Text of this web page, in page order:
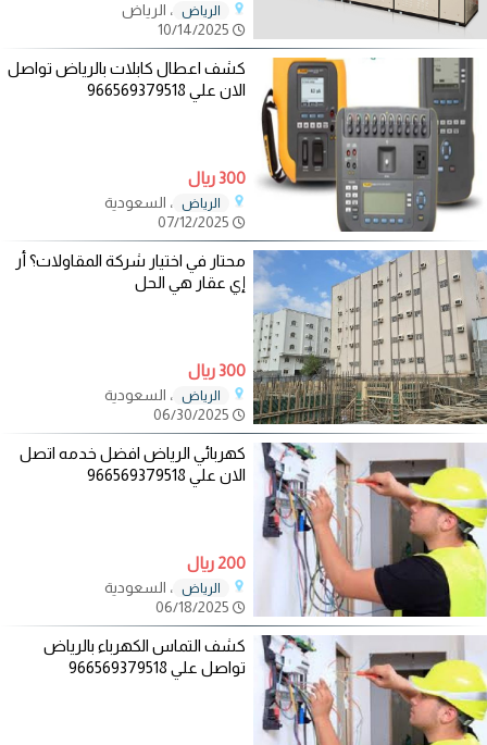
الرياض ، الرياض
كشف اعطال كابلات بالرياض تواصل
الان علي 966569379518
300 ريال
الرياض ، السعودية
محتار في اختيار شركة المقاولات؟ أر
إي عقار هي الحل
300 ريال
الرياض ، السعودية
كهربائي الرياض افضل خدمه اتصل
الان علي 966569379518
200 ريال
الرياض ، السعودية
كشف التماس الكهرباء بالرياض
تواصل علي 966569379518